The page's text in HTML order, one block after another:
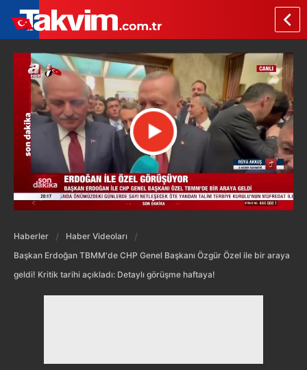
Haberler
Haber Videoları
Başkan Erdoğan TBMM'de CHP Genel Başkanı Özgür Özel ile bir araya
geldi! Kritik tarihi açıkladı: Detaylı görüşme haftaya!